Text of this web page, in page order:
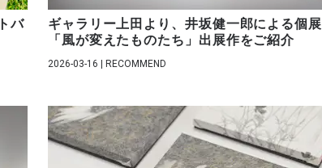
バ
ギャラリー上田より、井坂健一郎による個展
「風が変えたものたち」出展作をご紹介
2026-03-16 | RECOMMEND